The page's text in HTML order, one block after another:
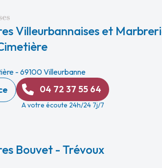
Villeurbannaises et
- 69100 Villeurbanne
04 72 37 55 64
A votre écoute 24h/24 7j/7
Bouvet - Trévoux